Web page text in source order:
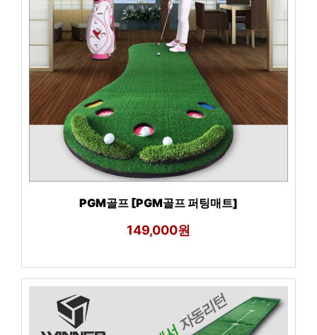
PGM골프 [PGM골프 퍼팅매트]
149,000원